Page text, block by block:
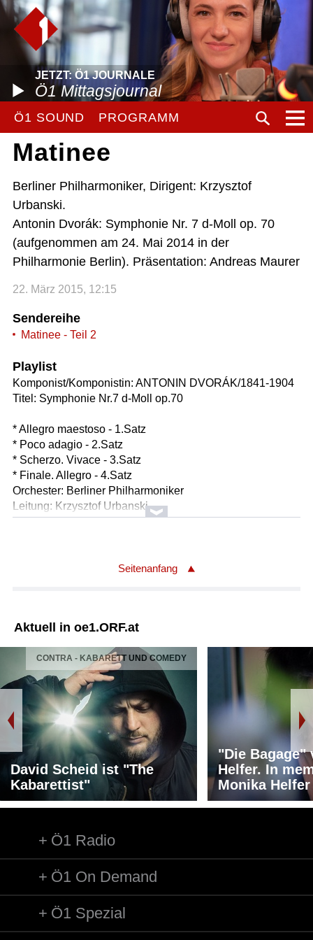
JETZT: Ö1 JOURNALE
Ö1 Mittagsjournal
Ö1 SOUND PROGRAMM
Matinee
Berliner Philharmoniker, Dirigent: Krzysztof
Urbanski.
Antonin Dvorák: Symphonie Nr. 7 d-Moll op. 70
(aufgenommen am 24. Mai 2014 in der
Philharmonie Berlin). Präsentation: Andreas Maurer
22. März 2015, 12:15
Sendereihe
Matinee - Teil 2
Playlist
Komponist/Komponistin: ANTONIN DVORÁK/1841-1904
Titel: Symphonie Nr.7 d-Moll op.70
* Allegro maestoso - 1.Satz
* Poco adagio - 2.Satz
* Scherzo. Vivace - 3.Satz
* Finale. Allegro - 4.Satz
Orchester: Berliner Philharmoniker
Leitung: Krzysztof Urbanski
Länge: 38:56 min
Seitenanfang
oe1.ORF.at
- KABARETT UND COMEDY
ist "The
"Die Bagage" von
Helfer. In memoriam
Monika Helfer
Ö1 Radio
Ö1 On Demand
Ö1 Spezial